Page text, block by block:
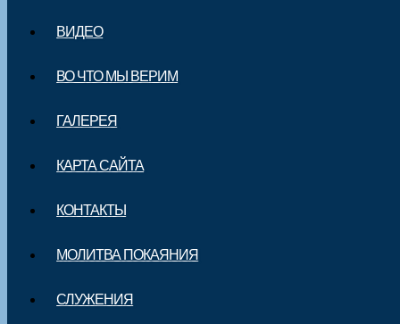
ВИДЕО
ВО ЧТО МЫ ВЕРИМ
ГАЛЕРЕЯ
КАРТА САЙТА
КОНТАКТЫ
МОЛИТВА ПОКАЯНИЯ
СЛУЖЕНИЯ